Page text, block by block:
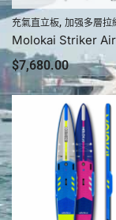
充氣直立板, 加强多層拉
$7,680.00